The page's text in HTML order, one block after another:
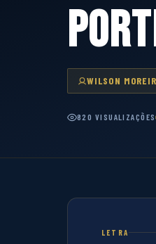
WILSON
820 VISUALIZAÇÕES
LETRA